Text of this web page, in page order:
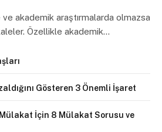
akademik araştırmalarda olmazsa
Özellikle akademik…
Gösteren 3 Önemli İşaret
İçin 8 Mülakat Sorusu ve